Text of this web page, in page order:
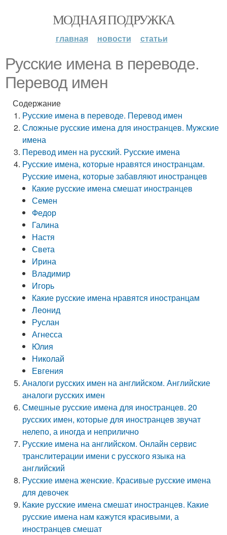
МОДНАЯ ПОДРУЖКА
главная новости статьи
Русские имена в переводе.
Перевод имен
Содержание
Русские имена в переводе. Перевод имен
Сложные русские имена для иностранцев. Мужские
имена
Перевод имен на русский. Русские имена
Русские имена, которые нравятся иностранцам.
Русские имена, которые забавляют иностранцев
Какие русские имена смешат иностранцев
Семен
Федор
Галина
Настя
Света
Ирина
Владимир
Игорь
Какие русские имена нравятся иностранцам
Леонид
Руслан
Агнесса
Юлия
Николай
Евгения
Аналоги русских имен на английском. Английские
аналоги русских имен
Смешные русские имена для иностранцев. 20
русских имен, которые для иностранцев звучат
нелепо, а иногда и неприлично
Русские имена на английском. Онлайн сервис
транслитерации имени с русского языка на
английский
Русские имена женские. Красивые русские имена
для девочек
Какие русские имена смешат иностранцев. Какие
русские имена нам кажутся красивыми, а
иностранцев смешат